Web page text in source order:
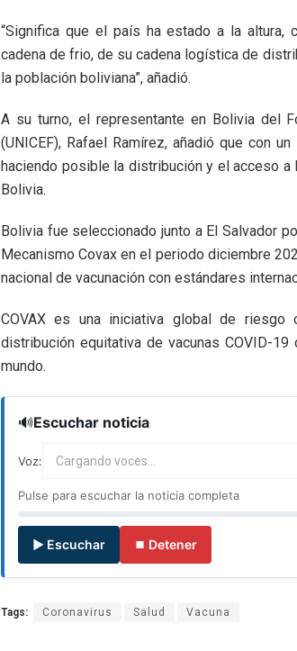
“Significa que el país ha estado a la
cadena de frio, de su cadena logística de
la población boliviana”, añadió.
A su turno, el representante en Bolivia del
(UNICEF), Rafael Ramírez, añadió que con
haciendo posible la distribución y el acceso
Bolivia.
Bolivia fue seleccionado junto a El Salvador
Mecanismo Covax en el periodo diciembre
nacional de vacunación con estándares
COVAX es una iniciativa global de riesgo
distribución equitativa de vacunas COVID-
mundo.
🔊Escuchar noticia
Voz: Cargando voces...
Pulse para escuchar la noticia completa
▶ Escuchar ⏹ Detener
Tags: Coronavirus Salud Vacuna